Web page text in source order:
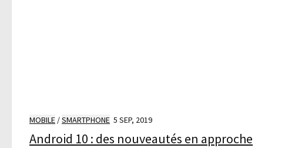
MOBILE /SMARTPHONE 5 SEP, 2019
Android 10 : des nouveautés en approche